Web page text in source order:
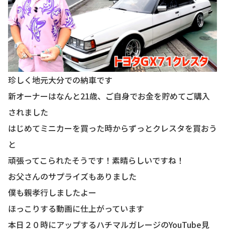
珍しく地元大分での納車です
新オーナーはなんと21歳、ご自身でお金を貯めてご購入
されました
はじめてミニカーを買った時からずっとクレスタを買おう
と
頑張ってこられたそうです！素晴らしいですね！
お父さんのサプライズもありました
僕も親孝行しましたよー
ほっこりする動画に仕上がっています
本日２０時にアップするハチマルガレージのYouTube見